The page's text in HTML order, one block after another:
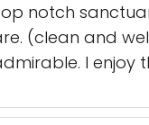
notch
(clean and
I enjoy